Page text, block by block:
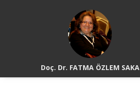
Doç. Dr. FATMA ÖZLEM SAKA